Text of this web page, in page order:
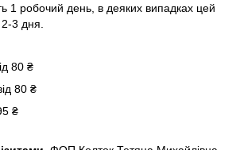
1 робочий день, в деяких випадках цей
3 дня.
80 ₴
80 ₴
₴